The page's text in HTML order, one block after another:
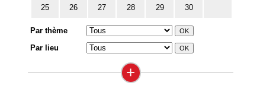
25 26 27 28 29 30
Par thème
Par lieu
+